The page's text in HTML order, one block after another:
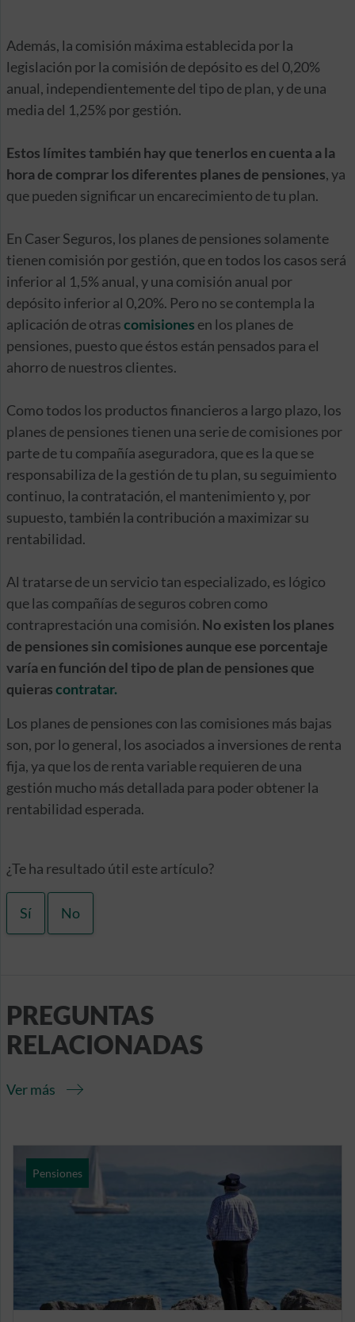
Además, la comisión máxima establecida por la
legislación por la comisión de depósito es del 0,20%
anual, independientemente del tipo de plan, y de una
media del 1,25% por gestión.
Estos límites también hay que tenerlos en cuenta a la
hora de comprar los diferentes planes de pensiones, ya
que pueden significar un encarecimiento de tu plan.
En Caser Seguros, los planes de pensiones solamente
tienen comisión por gestión, que en todos los casos será
inferior al 1,5% anual, y una comisión anual por
depósito inferior al 0,20%. Pero no se contempla la
aplicación de otrascomisiones en los planes de
pensiones, puesto que éstos están pensados para el
ahorro de nuestros clientes.
Como todos los productos financieros a largo plazo, los
planes de pensiones tienen una serie de comisiones por
parte de tu compañía aseguradora, que es la que se
responsabiliza de la gestión de tu plan, su seguimiento
continuo, la contratación, el mantenimiento y, por
supuesto, también la contribución a maximizar su
rentabilidad.
Al tratarse de un servicio tan especializado, es lógico
que las compañías de seguros cobren como
contraprestación una comisión. No existen los planes
de pensiones sin comisiones aunque ese porcentaje
varía en función del tipo de plan de pensiones que
quierascontratar.
Los planes de pensiones con las comisiones más bajas
son, por lo general, los asociados a inversiones de renta
fija, ya que los de renta variable requieren de una
gestión mucho más detallada para poder obtener la
rentabilidad esperada.
¿Te ha resultado útil este artículo?
Sí No
PREGUNTAS
RELACIONADAS
Ver más
Pensiones